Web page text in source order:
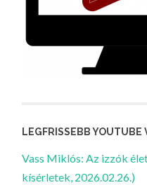
LEGFRISSEBB YOUTUBE
Vass Miklós: Az izzók
kísérletek, 2026.02.26.)